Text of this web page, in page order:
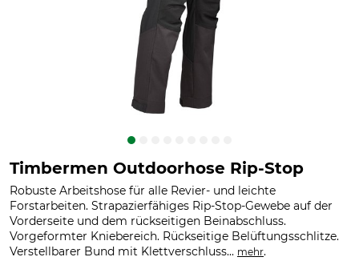
Timbermen Outdoorhose Rip-Stop
Robuste Arbeitshose für alle Revier- und leichte
Forstarbeiten. Strapazierfähiges Rip-Stop-Gewebe auf der
Vorderseite und dem rückseitigen Beinabschluss.
Vorgeformter Kniebereich. Rückseitige Belüftungsschlitze.
Verstellbarer Bund mit Klettverschluss... mehr.